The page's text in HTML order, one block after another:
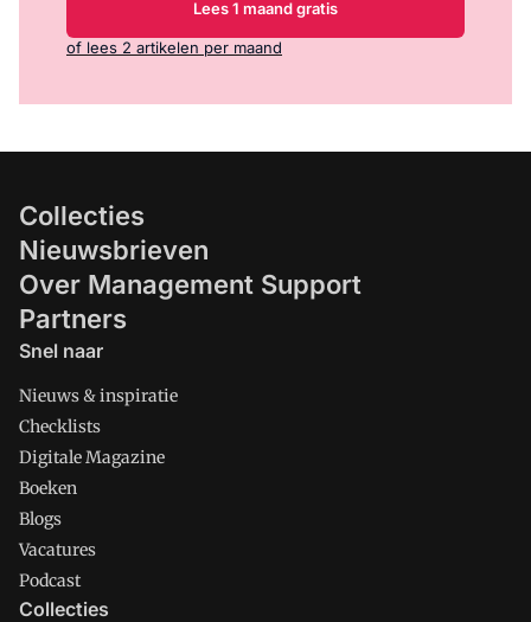
Lees 1 maand gratis
of lees 2 artikelen per maand
Collecties
Nieuwsbrieven
Over Management Support
Partners
Snel naar
Nieuws & inspiratie
Checklists
Digitale Magazine
Boeken
Blogs
Vacatures
Podcast
Collecties